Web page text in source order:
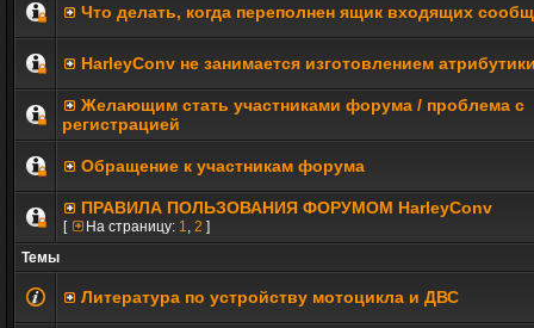
Что делать, когда переполнен ящик входящих
HarleyConv не занимается изготовлением
Желающим стать участниками форума / проблема с
регистрацией
Обращение к участникам форума
ПРАВИЛА ПОЛЬЗОВАНИЯ ФОРУМОМ HarleyConv
[ На страницу: 1, 2 ]
Темы
Литература по устройству мотоцикла и ДВС